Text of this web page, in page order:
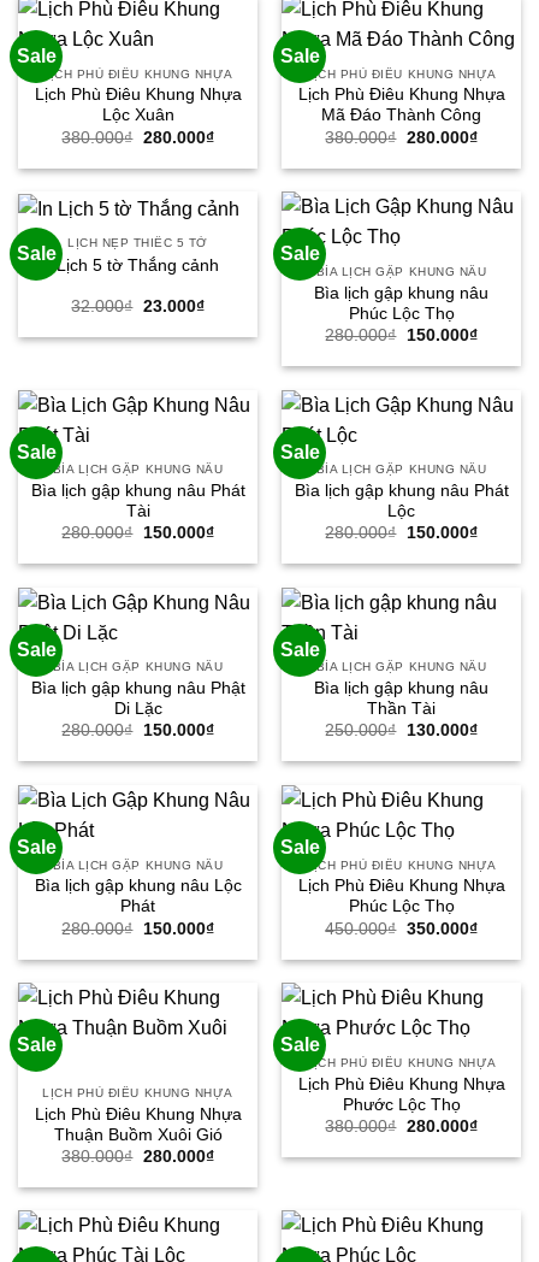
Sale
LỊCH PHÙ ĐIÊU KHUNG NHỰA
Lịch Phù Điêu Khung Nhựa
Lộc Xuân
380.000₫ Giá
là:
280.000₫Giá
tại
280.000₫.
Sale
LỊCH PHÙ ĐIÊU KHUNG NHỰA
Lịch Phù Điêu Khung Nhựa
Mã Đáo Thành Công
380.000₫ Giá
là:
280.000₫Giá
tại
Sale
LỊCH NẸP THIẾC 5 TỜ
Lịch 5 tờ Thắng cảnh
32.000₫ Giá
là:
23.000₫Giá
tại
Sale
BÌA LỊCH GẬP KHUNG NÂU
Bìa lịch gập khung nâu
Phúc Lộc Thọ
280.000₫
Giá
là:
150.000₫Giá
tại
Sale
BÌA LỊCH GẬP KHUNG NÂU
Bìa lịch gập khung nâu Phát
Tài
280.000₫
Giá
là:
150.000₫Giá
tại
150.000₫.
Sale
BÌA LỊCH GẬP KHUNG NÂU
Bìa lịch gập khung nâu Phát
Lộc
280.000₫
Giá
là:
150.000₫Giá
tại
Sale
BÌA LỊCH GẬP KHUNG NÂU
Bìa lịch gập khung nâu Phật
Di Lặc
280.000₫
Giá
là:
150.000₫Giá
tại
150.000₫.
Sale
BÌA LỊCH GẬP KHUNG NÂU
Bìa lịch gập khung nâu
Thần Tài
250.000₫
Giá
là:
130.000₫Giá
tại
Sale
BÌA LỊCH GẬP KHUNG NÂU
Bìa lịch gập khung nâu Lộc
Phát
280.000₫
Giá
là:
150.000₫Giá
tại
150.000₫.
Sale
LỊCH PHÙ ĐIÊU KHUNG NHỰA
Lịch Phù Điêu Khung Nhựa
Phúc Lộc Thọ
450.000₫ Giá
là:
350.000₫Giá
tại
Sale
LỊCH PHÙ ĐIÊU KHUNG NHỰA
Lịch Phù Điêu Khung Nhựa
Thuận Buồm Xuôi Gió
380.000₫ Giá
là:
280.000₫Giá
tại
280.000₫.
Sale
LỊCH PHÙ ĐIÊU KHUNG NHỰA
Lịch Phù Điêu Khung Nhựa
Phước Lộc Thọ
380.000₫ Giá
là:
280.000₫Giá
tại